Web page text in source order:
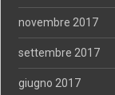
novembre 2017
settembre 2017
giugno 2017